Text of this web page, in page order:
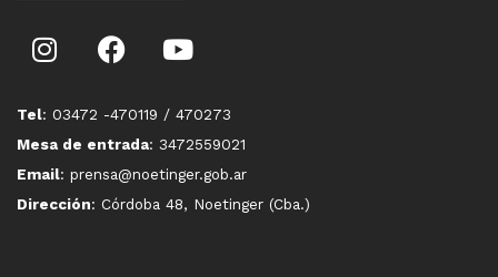
Tel: 03472 -470119 / 470273
Mesa de entrada: 3472559021
Email: prensa@noetinger.gob.ar
Dirección: Córdoba 48, Noetinger (Cba.)